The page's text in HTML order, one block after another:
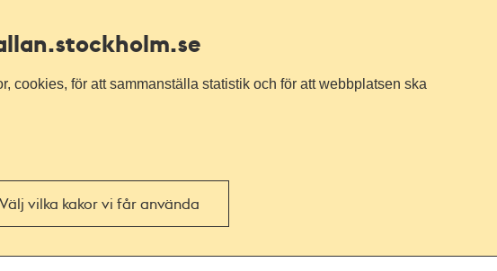
.stockholm.se
cookies, för att sammanställa statistik och för att webbplatsen ska
Välj vilka kakor vi får använda